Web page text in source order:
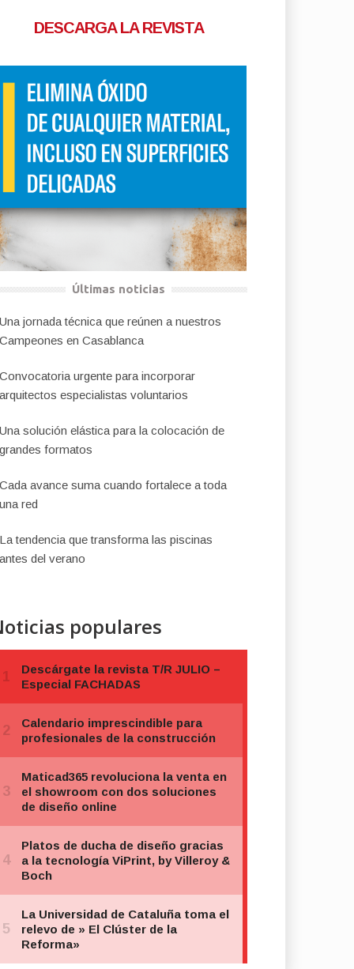
DESCARGA LA REVISTA
Últimas noticias
Una jornada técnica que reúnen a nuestros
Campeones en Casablanca
Convocatoria urgente para incorporar
arquitectos especialistas voluntarios
Una solución elástica para la colocación de
grandes formatos
Cada avance suma cuando fortalece a toda
una red
La tendencia que transforma las piscinas
antes del verano
populares